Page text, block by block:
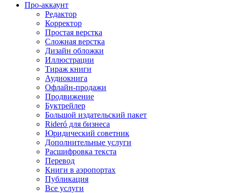
Про-аккаунт
Редактор
Корректор
Простая верстка
Сложная верстка
Дизайн обложки
Иллюстрации
Тираж книги
Аудиокнига
Офлайн-продажи
Продвижение
Буктрейлер
Большой издательский пакет
Rideró для бизнеса
Юридический советник
Дополнительные услуги
Расшифровка текста
Перевод
Книги в аэропортах
Публикация
Все услуги